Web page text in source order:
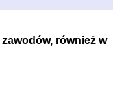
również w